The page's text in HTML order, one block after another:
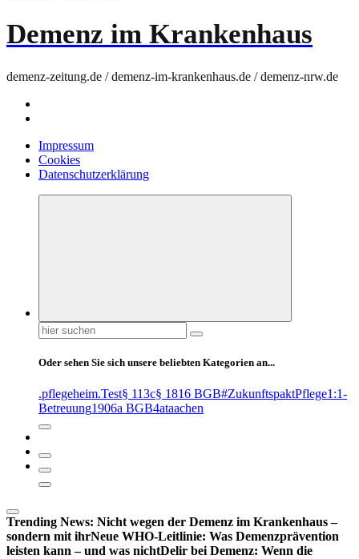
Demenz im Krankenhaus
demenz-zeitung.de / demenz-im-krankenhaus.de / demenz-nrw.de
Impressum
Cookies
Datenschutzerklärung
Suchen
nach:
Oder sehen Sie sich unsere beliebten Kategorien an...
.pflegeheim.Test§ 113c§ 1816 BGB#ZukunftspaktPflege1:1-
Betreuung1906a BGB4ataachen
Trending News: Nicht wegen der Demenz im Krankenhaus –
sondern mit ihrNeue WHO-Leitlinie: Was Demenzprävention
leisten kann – und was nichtDelir bei Demenz: Wenn die